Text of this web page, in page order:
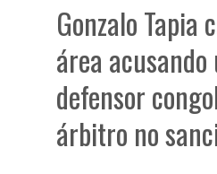
Gonzalo Tapia
área
defensor
árbitro no